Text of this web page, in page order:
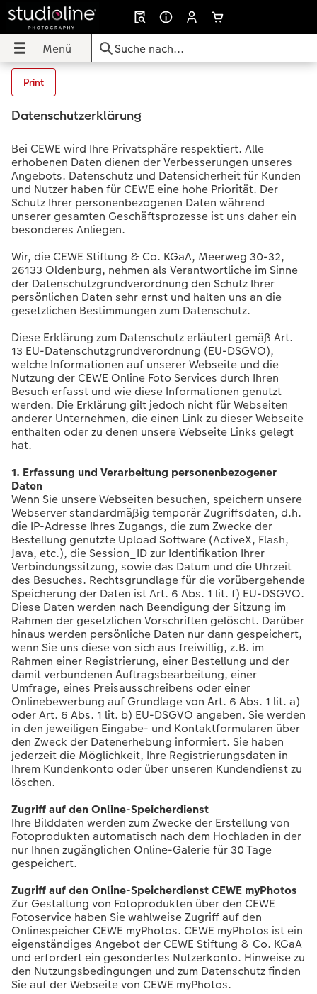
Menü
Menü
Übersicht
Formate
Papiere
Einbände
Veredelung
Reisefotobuch gestalten
CEWE FOTOBUCH Kids
Panoramaseite
Schuber
Foto-Kochbuch
Kundenbeispiele
Webinare
CEWE myPhotos
Gestaltungsideen
Anleitungen & Hilfe
Inspiration
Neuheiten
Übersicht
Fotoabzüge
Foto im Rahmen
Art Prints
Little Prints
Nature Prints
Premium Poster
Fotosticker
Fotosets
CEWE myPhotos
Neuheiten
Extras
Übersicht
Fotoleinwand
Premium Poster
Posterleiste
Rahmen
Fotocollage
Acrylglas
Alu-Dibond
Foto auf Holz
Gallery Print
hexxas
Willkommensschild
Wandgestaltung
Mehrteiler
im Wunschformat
Neuheiten
Extras
Übersicht
Einladungskarten
Geburtstagskarten
Hochzeitskarten
Babykarten
Dankeskarten Konfirmation
Dankeskarten
Urlaubsgrüße
Weitere Anlässe
Klappkarten
Fotokarten
Postkarten
Karte mit Einsteckfoto
Einzelkarten
Digitale Grußkarte
CEWE myPhotos
Neuheiten
Übersicht
Fototassen & Trinkgefäße
Fotospiele
Fotopuzzle
Dekoration
Fotomagnete
Schule & Büro
Foto-Geschenkbox
Art Prints
Faber-Castell
Haustierwelt
Geschenkideen
Kundenbeispiele
CEWE myPhotos
Neuheiten
Übersicht
Wandkalender
Tischkalender
Terminkalender
Taschenkalender
Papierqualitäten
NEU: Wandkalender Fineline
Kalender-Kundenbeispiele
Neuheiten
CEWE myPhotos
Übersicht
iPhone Hüllen
Samsung Hüllen
Google Hüllen
Essential Case
Advanced Case
Smartflip
PopGrip
Cardholder
Neuheiten
Übersicht
für ihn
für sie
für Freundinnen
für Großeltern
für Kinder
Danke sagen
Liebe schenken
Geburtstagsgeschenke
Kundenbeispiele
Übersicht
Reisefotobuch gestalten
Jahrbuch gestalten
Kundenbeispiele
Danke sagen
Wandgestaltung
Fototipps
Gestaltungsideen
Anleitungen und Hilfe
Baby
Familie
Geburtstag
Fotowettbewerbe
Faszination Fotografie
Neuheiten
App
Print
Datenschutzerklärung
Bei CEWE wird Ihre Privatsphäre respektiert. Alle
erhobenen Daten dienen der Verbesserungen unseres
Angebots. Datenschutz und Datensicherheit für Kunden
und Nutzer haben für CEWE eine hohe Priorität. Der
Schutz Ihrer personenbezogenen Daten während
unserer gesamten Geschäftsprozesse ist uns daher ein
besonderes Anliegen.
Wir, die CEWE Stiftung & Co. KGaA, Meerweg 30-32,
26133 Oldenburg, nehmen als Verantwortliche im Sinne
der Datenschutzgrundverordnung den Schutz Ihrer
persönlichen Daten sehr ernst und halten uns an die
gesetzlichen Bestimmungen zum Datenschutz.
Diese Erklärung zum Datenschutz erläutert gemäß Art.
13 EU-Datenschutzgrundverordnung (EU-DSGVO),
welche Informationen auf unserer Webseite und die
Nutzung der CEWE Online Foto Services durch Ihren
Besuch erfasst und wie diese Informationen genutzt
werden. Die Erklärung gilt jedoch nicht für Webseiten
anderer Unternehmen, die einen Link zu dieser Webseite
enthalten oder zu denen unsere Webseite Links gelegt
hat.
1. Erfassung und Verarbeitung personenbezogener
Daten
Wenn Sie unsere Webseiten besuchen, speichern unsere
Webserver standardmäßig temporär Zugriffsdaten, d.h.
die IP-Adresse Ihres Zugangs, die zum Zwecke der
Bestellung genutzte Upload Software (ActiveX, Flash,
Java, etc.), die Session_ID zur Identifikation Ihrer
Verbindungssitzung, sowie das Datum und die Uhrzeit
des Besuches. Rechtsgrundlage für die vorübergehende
Speicherung der Daten ist Art. 6 Abs. 1 lit. f) EU-DSGVO.
Diese Daten werden nach Beendigung der Sitzung im
Rahmen der gesetzlichen Vorschriften gelöscht. Darüber
hinaus werden persönliche Daten nur dann gespeichert,
wenn Sie uns diese von sich aus freiwillig, z.B. im
Rahmen einer Registrierung, einer Bestellung und der
damit verbundenen Auftragsbearbeitung, einer
Umfrage, eines Preisausschreibens oder einer
Onlinebewerbung auf Grundlage von Art. 6 Abs. 1 lit. a)
oder Art. 6 Abs. 1 lit. b) EU-DSGVO angeben. Sie werden
in den jeweiligen Eingabe- und Kontaktformularen über
den Zweck der Datenerhebung informiert. Sie haben
jederzeit die Möglichkeit, Ihre Registrierungsdaten in
Ihrem Kundenkonto oder über unseren Kundendienst zu
löschen.
Zugriff auf den Online-Speicherdienst
Ihre Bilddaten werden zum Zwecke der Erstellung von
Fotoprodukten automatisch nach dem Hochladen in der
nur Ihnen zugänglichen Online-Galerie für 30 Tage
gespeichert.
Zugriff auf den Online-Speicherdienst CEWE myPhotos
Zur Gestaltung von Fotoprodukten über den CEWE
Fotoservice haben Sie wahlweise Zugriff auf den
Onlinespeicher CEWE myPhotos. CEWE myPhotos ist ein
eigenständiges Angebot der CEWE Stiftung & Co. KGaA
und erfordert ein gesondertes Nutzerkonto. Hinweise zu
den Nutzungsbedingungen und zum Datenschutz finden
Sie auf der Webseite von CEWE myPhotos.